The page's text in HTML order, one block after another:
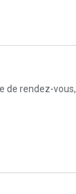
de rendez-vous,